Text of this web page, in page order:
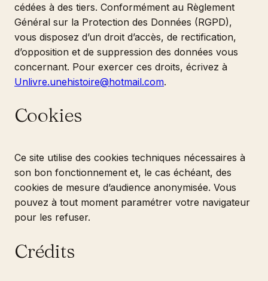
cédées à des tiers. Conformément au Règlement
Général sur la Protection des Données (RGPD),
vous disposez d’un droit d’accès, de rectification,
d’opposition et de suppression des données vous
concernant. Pour exercer ces droits, écrivez à
Unlivre.unehistoire@hotmail.com.
Cookies
Ce site utilise des cookies techniques nécessaires à
son bon fonctionnement et, le cas échéant, des
cookies de mesure d’audience anonymisée. Vous
pouvez à tout moment paramétrer votre navigateur
pour les refuser.
Crédits